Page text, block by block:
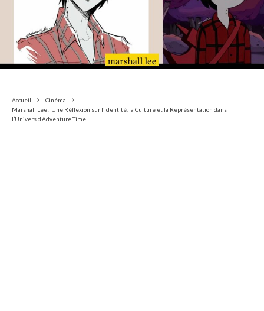
Accueil
Cinéma
Marshall Lee : Une Réflexion sur l’Identité, la Culture et la Représentation dans
l’Univers d’Adventure Time